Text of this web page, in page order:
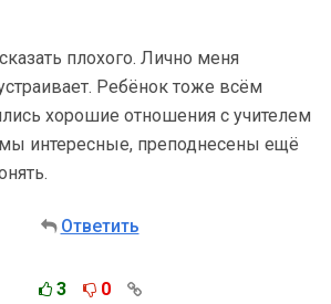
плохого. Лично меня
Ребёнок тоже всём
хорошие отношения с учителем
интересные, преподнесены ещё
Ответить
3 0